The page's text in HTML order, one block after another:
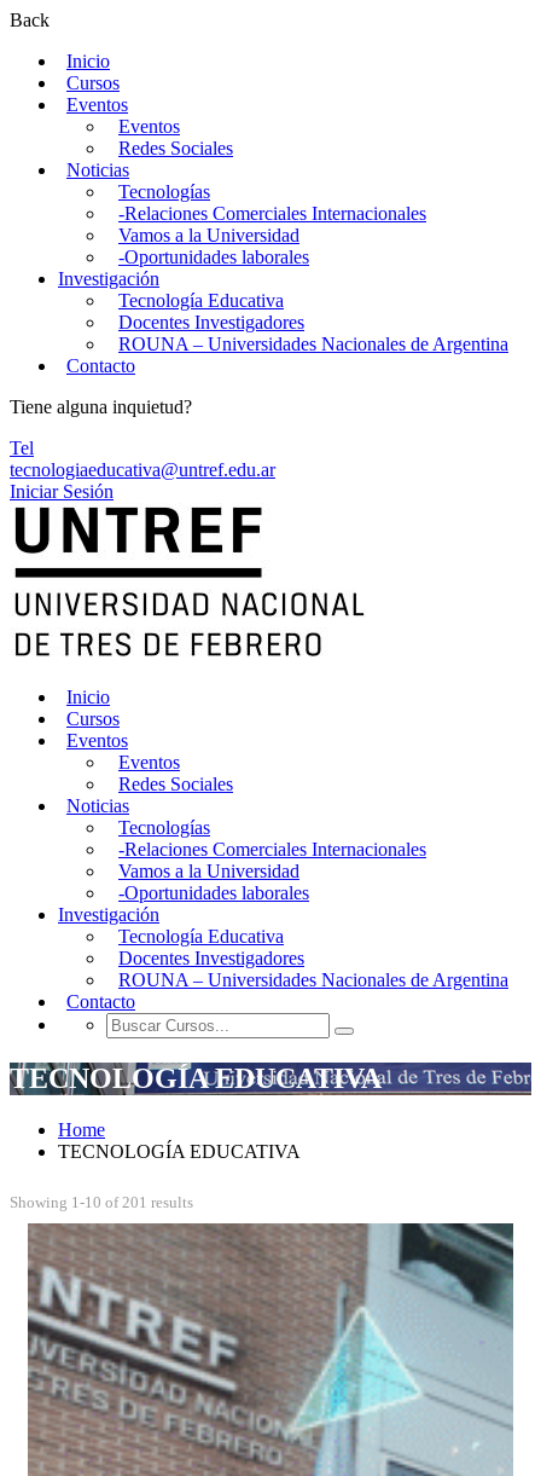
Back
Inicio
Cursos
Eventos
Eventos
Redes Sociales
Noticias
Tecnologías
-Relaciones Comerciales Internacionales
Vamos a la Universidad
-Oportunidades laborales
Investigación
Tecnología Educativa
Docentes Investigadores
ROUNA – Universidades Nacionales de Argentina
Contacto
Tiene alguna inquietud?
Tel
tecnologiaeducativa@untref.edu.ar
Iniciar Sesión
Inicio
Cursos
Eventos
Eventos
Redes Sociales
Noticias
Tecnologías
-Relaciones Comerciales Internacionales
Vamos a la Universidad
-Oportunidades laborales
Investigación
Tecnología Educativa
Docentes Investigadores
ROUNA – Universidades Nacionales de Argentina
Contacto
TECNOLOGÍA EDUCATIVA
Home
TECNOLOGÍA EDUCATIVA
Showing 1-10 of 201 results